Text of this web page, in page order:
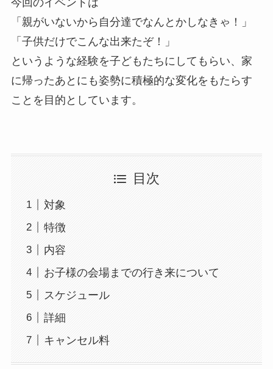
今回のイベントは
「親がいないから自分達でなんとかしなきゃ！」
「子供だけでこんな出来たぞ！」
というような経験を子どもたちにしてもらい、家
に帰ったあとにも姿勢に積極的な変化をもたらす
ことを目的としています。
目次
対象
特徴
内容
お子様の会場までの行き来について
スケジュール
詳細
キャンセル料